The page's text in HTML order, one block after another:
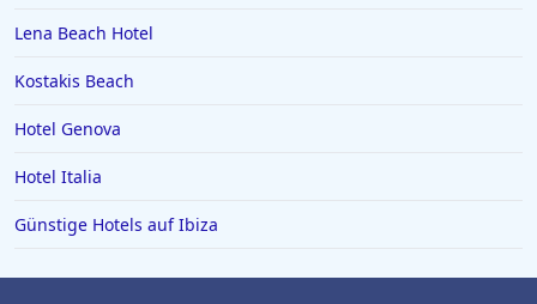
Lena Beach Hotel
Kostakis Beach
Hotel Genova
Hotel Italia
Günstige Hotels auf Ibiza